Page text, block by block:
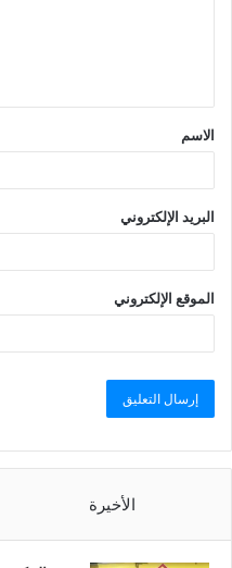
الاسم
البريد الإلكتروني
الموقع الإلكتروني
الأخيرة